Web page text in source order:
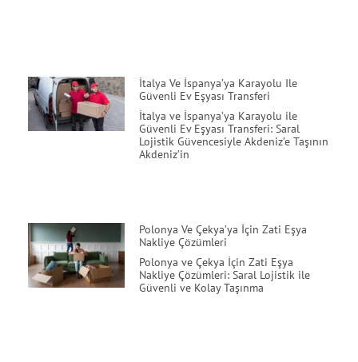
İtalya Ve İspanya’ya Karayolu Ile
Güvenli Ev Eşyası Transferi
İtalya ve İspanya’ya Karayolu ile
Güvenli Ev Eşyası Transferi: Saral
Lojistik Güvencesiyle Akdeniz’e Taşının
Akdeniz’in
Polonya Ve Çekya’ya İçin Zati Eşya
Nakliye Çözümleri
Polonya ve Çekya İçin Zati Eşya
Nakliye Çözümleri: Saral Lojistik ile
Güvenli ve Kolay Taşınma